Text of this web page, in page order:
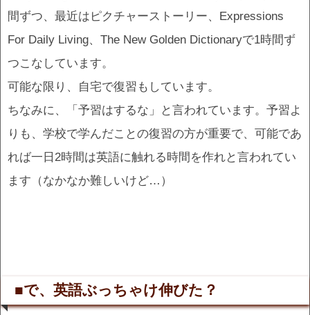
間ずつ、最近はピクチャーストーリー、Expressions
For Daily Living、The New Golden Dictionaryで1時間ず
つこなしています。
可能な限り、自宅で復習もしています。
ちなみに、「予習はするな」と言われています。予習よ
りも、学校で学んだことの復習の方が重要で、可能であ
れば一日2時間は英語に触れる時間を作れと言われてい
ます（なかなか難しいけど…）
■で、英語ぶっちゃけ伸びた？